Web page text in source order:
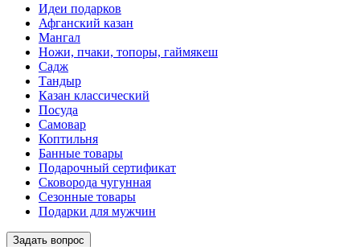
Идеи подарков
Афганский казан
Мангал
Ножи, пчаки, топоры, гаймякеш
Садж
Тандыр
Казан классический
Посуда
Самовар
Коптильня
Банные товары
Подарочный сертификат
Сковорода чугунная
Сезонные товары
Подарки для мужчин
Задать вопрос